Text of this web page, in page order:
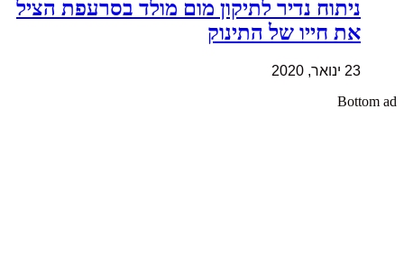
ניתוח נדיר לתיקון מום מולד בסרעפת הציל
את חייו של התינוק
23 ינואר, 2020
Bottom ad